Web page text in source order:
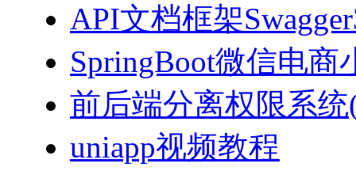
API文档框架
SpringBoot微信电商
前后端分离权限系统
uniapp视频教程